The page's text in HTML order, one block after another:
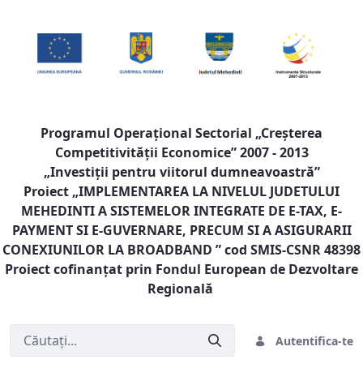
Programul Operaţional Sectorial „Creşterea
Competitivităţii Economice” 2007 - 2013
„Investiţii pentru viitorul dumneavoastră”
Proiect „IMPLEMENTAREA LA NIVELUL JUDETULUI
MEHEDINTI A SISTEMELOR INTEGRATE DE E-TAX, E-
PAYMENT SI E-GUVERNARE, PRECUM SI A ASIGURARII
CONEXIUNILOR LA BROADBAND ” cod SMIS-CSNR 48398
Proiect cofinanţat prin Fondul European de Dezvoltare
Regională
Autentifica-te